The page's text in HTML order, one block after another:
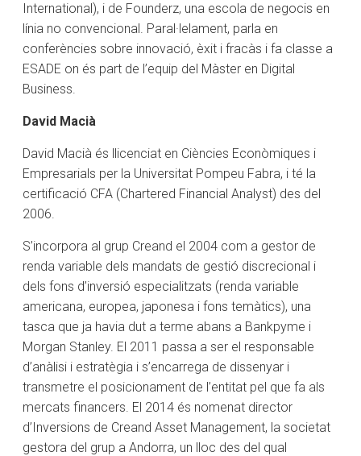
International), i de Founderz, una escola de negocis en
línia no convencional. Paral·lelament, parla en
conferències sobre innovació, èxit i fracàs i fa classe a
ESADE on és part de l’equip del Màster en Digital
Business.
David Macià
David Macià és llicenciat en Ciències Econòmiques i
Empresarials per la Universitat Pompeu Fabra, i té la
certificació CFA (Chartered Financial Analyst) des del
2006.
S’incorpora al grup Creand el 2004 com a gestor de
renda variable dels mandats de gestió discrecional i
dels fons d’inversió especialitzats (renda variable
americana, europea, japonesa i fons temàtics), una
tasca que ja havia dut a terme abans a Bankpyme i
Morgan Stanley. El 2011 passa a ser el responsable
d’anàlisi i estratègia i s’encarrega de dissenyar i
transmetre el posicionament de l’entitat pel que fa als
mercats financers. El 2014 és nomenat director
d’Inversions de Creand Asset Management, la societat
gestora del grup a Andorra, un lloc des del qual